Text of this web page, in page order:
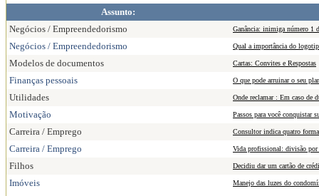
Assunto:
Negócios / Empreendedorismo
Ganância: inimiga número 1
Negócios / Empreendedorismo Qual a importância do
Modelos de documentos Cartas: Convites e Respostas
Finanças pessoais O que pode arruinar o seu
Utilidades Onde reclamar : Em caso de
Motivação Passos para você conquistar
Carreira / Emprego Consultor indica quatro
Carreira / Emprego Vida profissional: divisão por
Filhos Decidiu dar um cartão de
Imóveis Manejo das luzes do